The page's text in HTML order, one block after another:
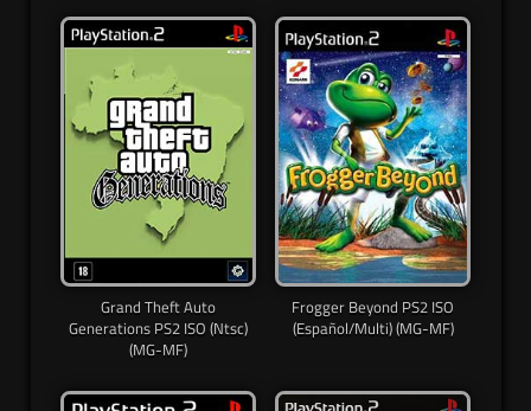
Grand Theft Auto
Generations PS2 ISO (Ntsc)
(MG-MF)
Frogger Beyond PS2 ISO
(Español/Multi) (MG-MF)